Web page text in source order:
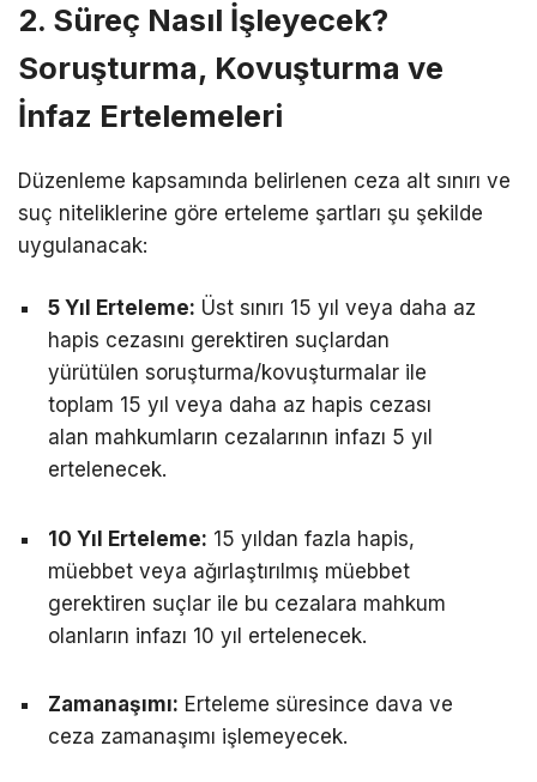
2. Süreç Nasıl İşleyecek?
Soruşturma, Kovuşturma ve
İnfaz Ertelemeleri
Düzenleme kapsamında belirlenen ceza alt sınırı ve
suç niteliklerine göre erteleme şartları şu şekilde
uygulanacak:
5 Yıl Erteleme: Üst sınırı 15 yıl veya daha az
hapis cezasını gerektiren suçlardan
yürütülen soruşturma/kovuşturmalar ile
toplam 15 yıl veya daha az hapis cezası
alan mahkumların cezalarının infazı 5 yıl
ertelenecek.
10 Yıl Erteleme: 15 yıldan fazla hapis,
müebbet veya ağırlaştırılmış müebbet
gerektiren suçlar ile bu cezalara mahkum
olanların infazı 10 yıl ertelenecek.
Zamanaşımı: Erteleme süresince dava ve
ceza zamanaşımı işlemeyecek.